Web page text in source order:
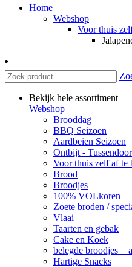
Home
Webshop
Voor thuis
Bekijk hele assortiment
Webshop
Brooddag
BBQ Seizoen
Aardbeien Seizoen
Ontbijt -
Voor thuis zelf af te
Brood
Broodjes
100% VOLkoren
Zoete broden /
Vlaai
Taarten en gebak
Cake en Koek
belegde broodjes =
Hartige Snacks